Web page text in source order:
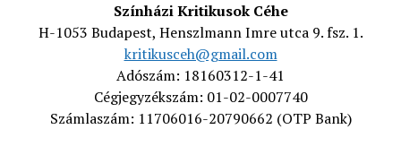
Színházi Kritikusok Céhe
H-1053 Budapest, Henszlmann Imre utca 9. fsz. 1.
kritikusceh@gmail.com
Adószám: 18160312-1-41
Cégjegyzékszám: 01-02-0007740
Számlaszám: 11706016-20790662 (OTP Bank)